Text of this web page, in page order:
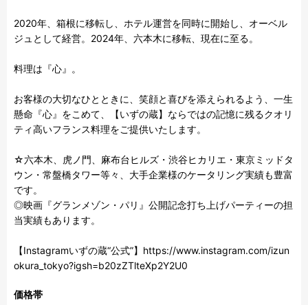
2020年、箱根に移転し、ホテル運営を同時に開始し、オーベル
ジュとして経営。2024年、六本木に移転、現在に至る。
料理は『心』。
お客様の大切なひとときに、笑顔と喜びを添えられるよう、一生
懸命『心』をこめて、【いずの蔵】ならではの記憶に残るクオリ
ティ高いフランス料理をご提供いたします。
☆六本木、虎ノ門、麻布台ヒルズ・渋谷ヒカリエ・東京ミッドタ
ウン・常盤橋タワー等々、大手企業様のケータリング実績も豊富
です。
◎映画『グランメゾン・パリ』公開記念打ち上げパーティーの担
当実績もあります。
【Instagramいずの蔵“公式”】https://www.instagram.com/izun
okura_tokyo?igsh=b20zZTlteXp2Y2U0
価格帯